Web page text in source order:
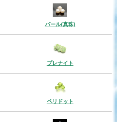
パール(真珠)
プレナイト
ペリドット